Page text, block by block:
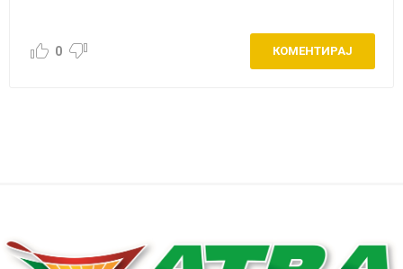
КОМЕНТИРАЈ
0